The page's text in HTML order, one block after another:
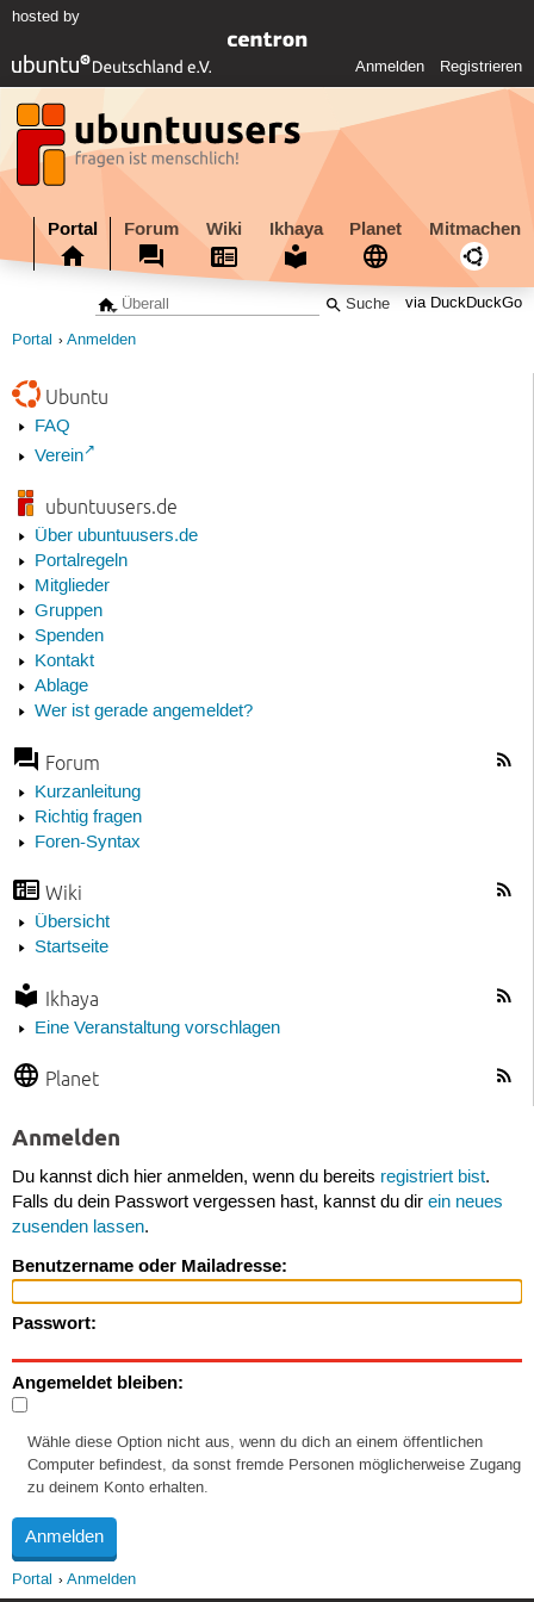
hosted by
Anmelden Registrieren
Portal Forum Wiki Ikhaya Planet Mitmachen
via DuckDuckGo
Portal Anmelden
Ubuntu
FAQ
Verein
ubuntuusers.de
Über ubuntuusers.de
Portalregeln
Mitglieder
Gruppen
Spenden
Kontakt
Ablage
Wer ist gerade angemeldet?
Forum
Kurzanleitung
Richtig fragen
Foren-Syntax
Wiki
Übersicht
Startseite
Ikhaya
Eine Veranstaltung vorschlagen
Planet
Anmelden
Du kannst dich hier anmelden, wenn du bereits registriert bist.
Falls du dein Passwort vergessen hast, kannst du dir ein neues
zusenden lassen.
Benutzername oder Mailadresse:
Passwort:
Angemeldet bleiben:
Wähle diese Option nicht aus, wenn du dich an einem öffentlichen
Computer befindest, da sonst fremde Personen möglicherweise Zugang
zu deinem Konto erhalten.
Portal Anmelden